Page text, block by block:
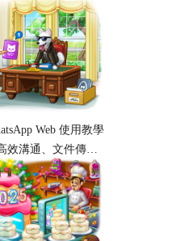
Web 使用教學
效溝通、文件傳輸